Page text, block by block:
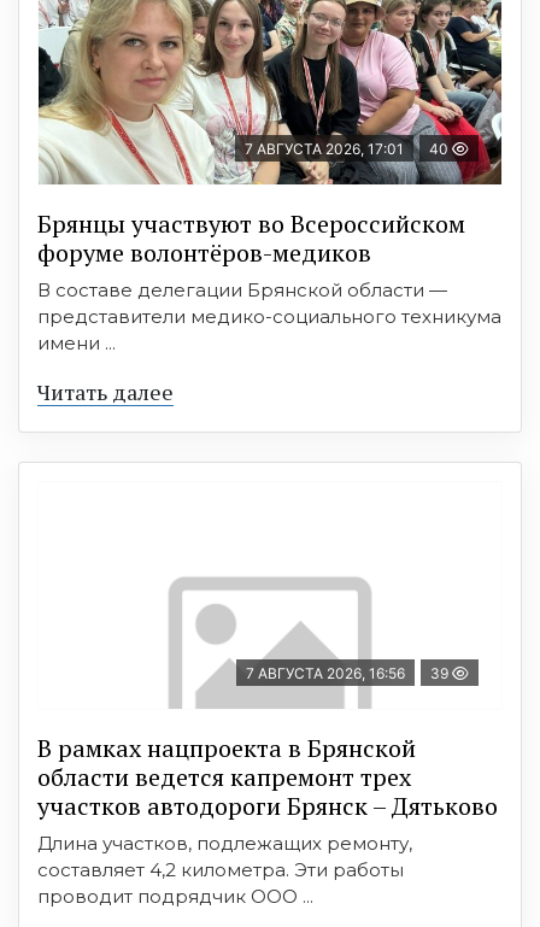
7 АВГУСТА 2026, 17:01 40
Брянцы участвуют во Всероссийском
форуме волонтёров-медиков
В составе делегации Брянской области —
представители медико-социального техникума
имени ...
Читать далее
7 АВГУСТА 2026, 16:56 39
В рамках нацпроекта в Брянской
области ведется капремонт трех
участков автодороги Брянск – Дятьково
Длина участков, подлежащих ремонту,
составляет 4,2 километра. Эти работы
проводит подрядчик ООО ...